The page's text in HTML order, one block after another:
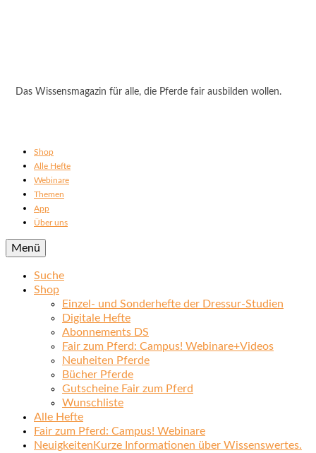
Das Wissensmagazin für alle, die Pferde fair ausbilden wollen.
Shop
Alle Hefte
Webinare
Themen
App
Über uns
Menü
Suche
Shop
Einzel- und Sonderhefte der Dressur-Studien
Digitale Hefte
Abonnements DS
Fair zum Pferd: Campus! Webinare+Videos
Neuheiten Pferde
Bücher Pferde
Gutscheine Fair zum Pferd
Wunschliste
Alle Hefte
Fair zum Pferd: Campus! Webinare
Neuigkeiten Kurze Informationen über Wissenswertes.